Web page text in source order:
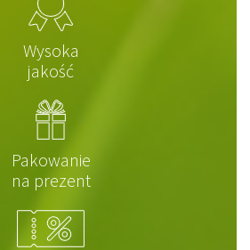
Wysoka
jakość
Pakowanie
na prezent